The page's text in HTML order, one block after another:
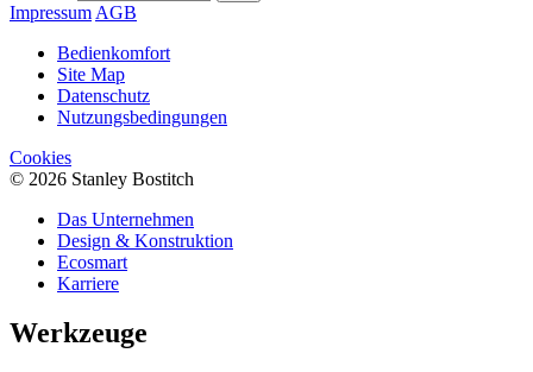
Impressum AGB
Bedienkomfort
Site Map
Datenschutz
Nutzungsbedingungen
Cookies
© 2026 Stanley Bostitch
Das Unternehmen
Design & Konstruktion
Ecosmart
Karriere
Werkzeuge